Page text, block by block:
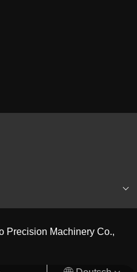
Precision Machinery Co.,